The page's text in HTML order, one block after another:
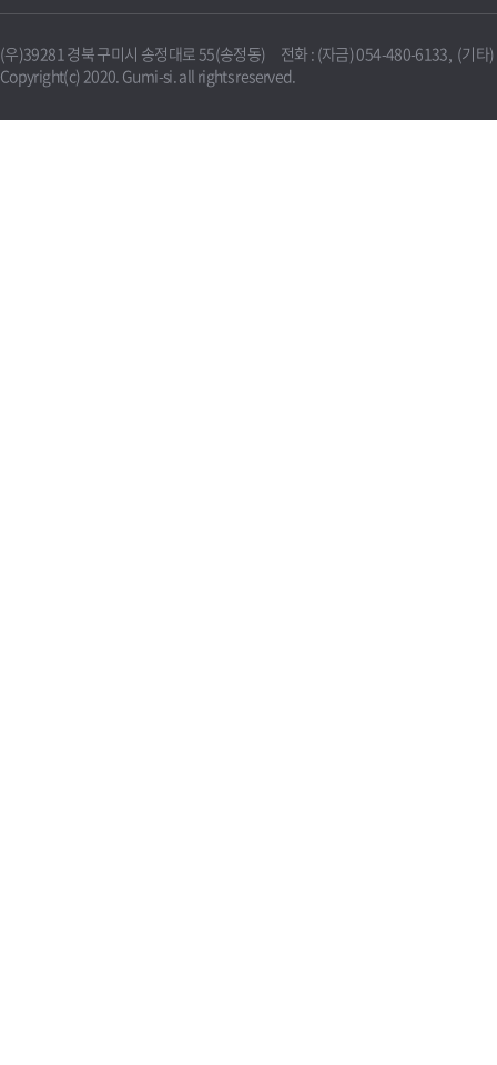
(우)39281 경북 구미시 송정대로 55(송정동) 전화 : (자금) 054-480-6133, (기타
Copyright(c) 2020. Gumi-si. all rights reserved.